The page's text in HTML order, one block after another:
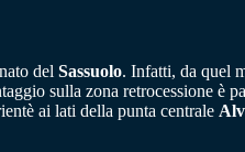
del Sassuolo. Infatti, da quel
sulla zona retrocessione è
ai lati della punta centrale